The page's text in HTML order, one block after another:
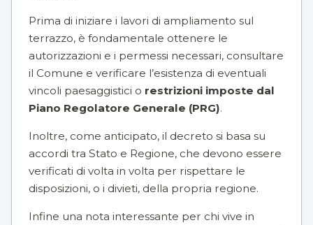
Prima di iniziare i lavori di ampliamento sul
terrazzo, è fondamentale ottenere le
autorizzazioni e i permessi necessari, consultare
il Comune e verificare l’esistenza di eventuali
vincoli paesaggistici o restrizioni imposte dal
Piano Regolatore Generale (PRG).
Inoltre, come anticipato, il decreto si basa su
accordi tra Stato e Regione, che devono essere
verificati di volta in volta per rispettare le
disposizioni, o i divieti, della propria regione.
Infine una nota interessante per chi vive in